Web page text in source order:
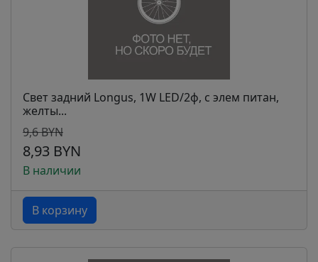
Свет задний Longus, 1W LED/2ф, с элем питан,
желты...
9,6 BYN
8,93 BYN
В наличии
В корзину